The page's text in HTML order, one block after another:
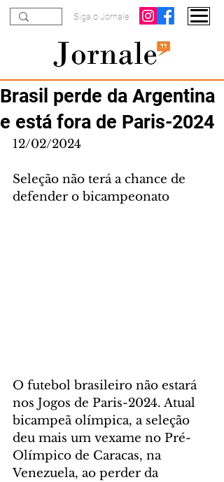
Siga o Jornale
Brasil perde da Argentina
e está fora de Paris-2024
12/02/2024
Seleção não terá a chance de
defender o bicampeonato
O futebol brasileiro não estará
nos Jogos de Paris-2024. Atual
bicampeã olímpica, a seleção
deu mais um vexame no Pré-
Olímpico de Caracas, na
Venezuela, ao perder da